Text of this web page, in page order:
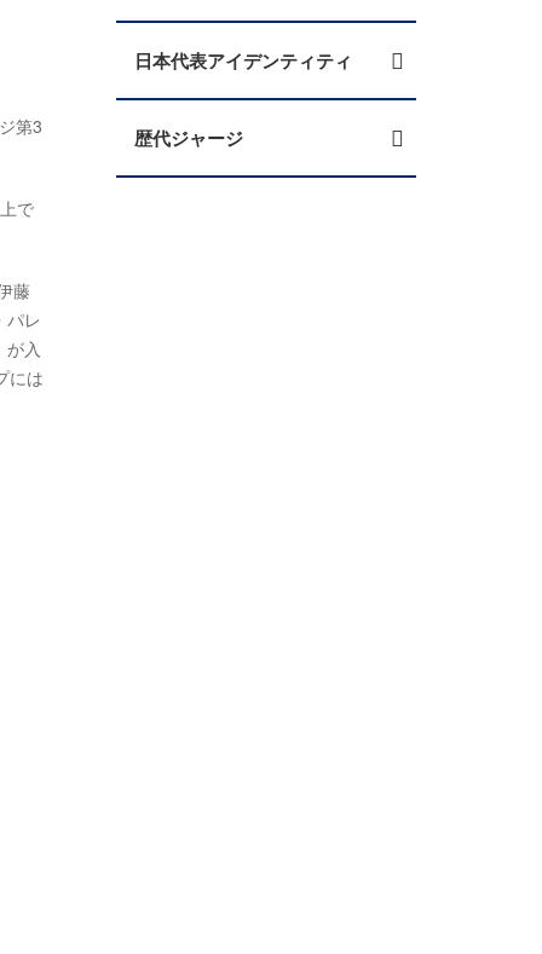
第3
で
藤
パレ
が入
には
日本代表アイデンティティ
歴代ジャージ